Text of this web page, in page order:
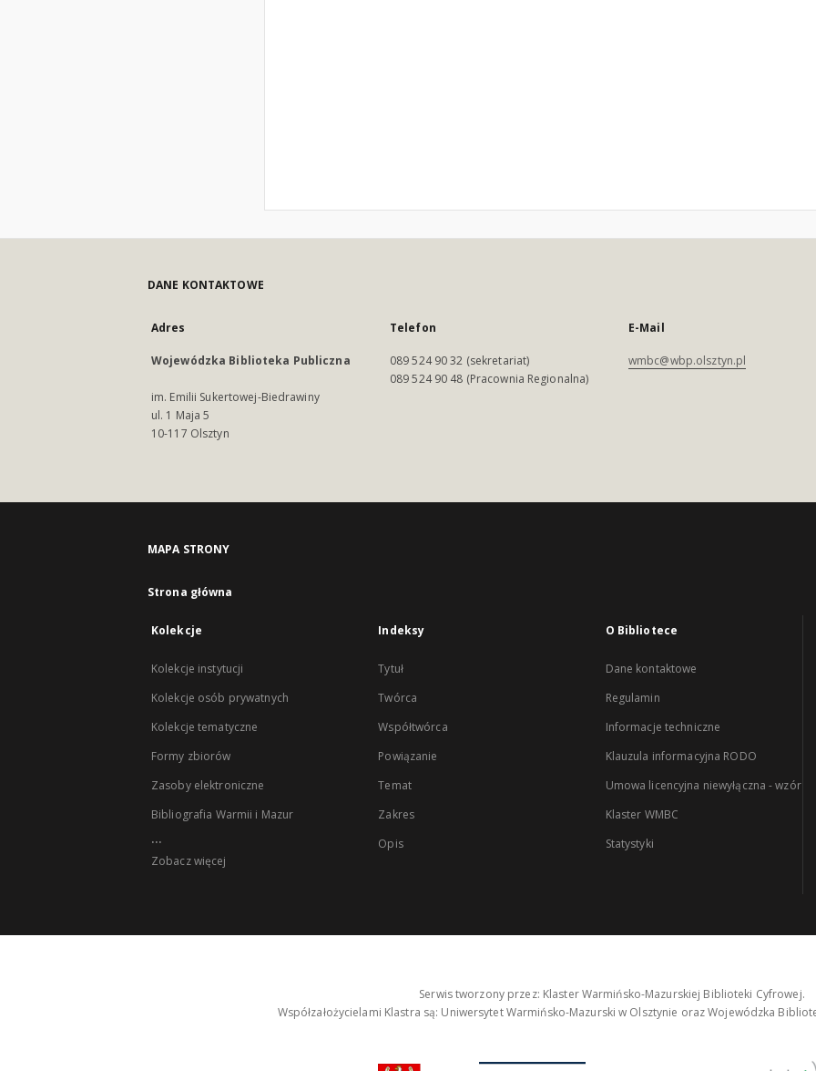
DANE KONTAKTOWE
Adres
Wojewódzka Biblioteka Publiczna
im. Emilii Sukertowej-Biedrawiny
ul. 1 Maja 5
10-117 Olsztyn
Telefon
089 524 90 32 (sekretariat)
089 524 90 48 (Pracownia Regionalna)
E-Mail
wmbc@wbp.olsztyn.pl
MAPA STRONY
Strona główna
Kolekcje
Kolekcje instytucji
Kolekcje osób prywatnych
Kolekcje tematyczne
Formy zbiorów
Zasoby elektroniczne
Bibliografia Warmii i Mazur
...
Zobacz więcej
Indeksy
Tytuł
Twórca
Współtwórca
Powiązanie
Temat
Zakres
Opis
O Bibliotece
Dane kontaktowe
Regulamin
Informacje techniczne
Klauzula informacyjna RODO
Umowa licencyjna niewyłączna - wzór
Klaster WMBC
Statystyki
Serwis tworzony przez: Klaster Warmińsko-Mazurskiej Biblioteki Cyfrowej.
Współzałożycielami Klastra są: Uniwersytet Warmińsko-Mazurski w Olsztynie oraz Wojewódzka